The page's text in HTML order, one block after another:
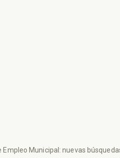
Empleo Municipal: nuevas